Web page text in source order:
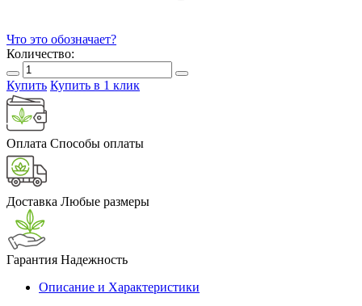
Что это обозначает?
Количество:
Купить Купить в 1 клик
Оплата Способы оплаты
Доставка Любые размеры
Гарантия Надежность
Описание и Характеристики